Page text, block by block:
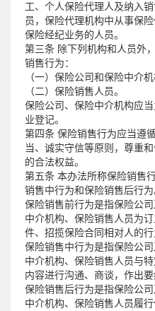
工、个人保险代理人及纳入
员，保险代理机构中从事保
保险经纪业务的人员。
第三条 除下列机构和人员外
销售行为：
（一）保险公司和保险中介机
（二）保险销售人员。
保险公司、保险中介机构应
业登记。
第四条 保险销售行为应当遵
当、诚实守信等原则，尊重
的合法权益。
第五条 本办法所称保险销售
销售中行为和保险销售后行为
保险销售前行为是指保险公
中介机构、保险销售人员为
件、招揽保险合同相对人的行
保险销售中行为是指保险公
中介机构、保险销售人员与
内容进行沟通、商谈，作出要
保险销售后行为是指保险公
中介机构、保险销售人员履